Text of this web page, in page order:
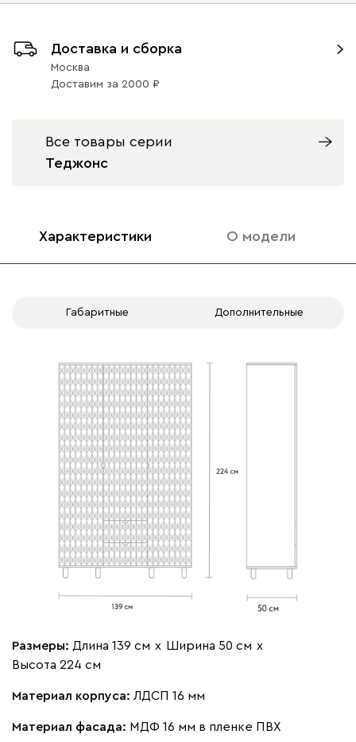
с доводчиками без доводчиков
Доставка и сборка
Москва
Доставим за 2000
Все товары серии
Теджонс
Характеристики О модели
Габаритные Дополнительные
Размеры: Длина 139 см х Ширина 50 см х
Высота 224 см
Материал корпуса: ЛДСП 16 мм
Материал фасада: МДФ 16 мм в пленке ПВХ